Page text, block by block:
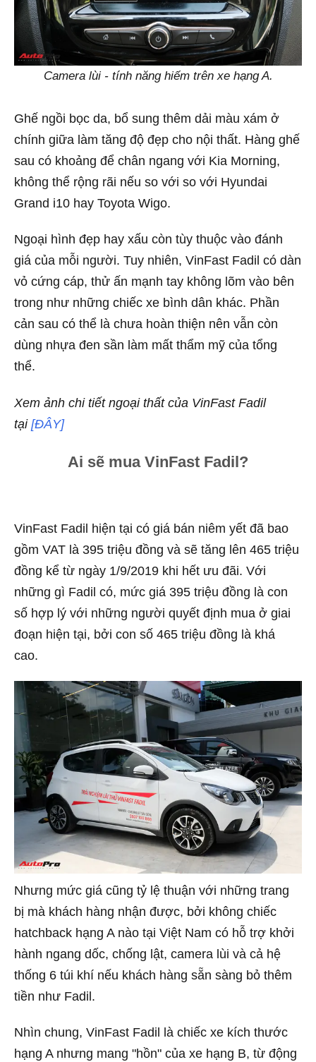
Camera lùi - tính năng hiếm trên xe hạng A.
Ghế ngồi bọc da, bổ sung thêm dải màu xám ở
chính giữa làm tăng độ đẹp cho nội thất. Hàng ghế
sau có khoảng để chân ngang với Kia Morning,
không thể rộng rãi nếu so với so với Hyundai
Grand i10 hay Toyota Wigo.
Ngoại hình đẹp hay xấu còn tùy thuộc vào đánh
giá của mỗi người. Tuy nhiên, VinFast Fadil có dàn
vỏ cứng cáp, thử ấn mạnh tay không lõm vào bên
trong như những chiếc xe bình dân khác. Phần
cản sau có thể là chưa hoàn thiện nên vẫn còn
dùng nhựa đen sần làm mất thẩm mỹ của tổng
thể.
Xem ảnh chi tiết ngoại thất của VinFast Fadil
tại [ĐÂY]
Ai sẽ mua VinFast Fadil?
VinFast Fadil hiện tại có giá bán niêm yết đã bao
gồm VAT là 395 triệu đồng và sẽ tăng lên 465 triệu
đồng kể từ ngày 1/9/2019 khi hết ưu đãi. Với
những gì Fadil có, mức giá 395 triệu đồng là con
số hợp lý với những người quyết định mua ở giai
đoạn hiện tại, bởi con số 465 triệu đồng là khá
cao.
Nhưng mức giá cũng tỷ lệ thuận với những trang
bị mà khách hàng nhận được, bởi không chiếc
hatchback hạng A nào tại Việt Nam có hỗ trợ khởi
hành ngang dốc, chống lật, camera lùi và cả hệ
thống 6 túi khí nếu khách hàng sẵn sàng bỏ thêm
tiền như Fadil.
Nhìn chung, VinFast Fadil là chiếc xe kích thước
hạng A nhưng mang "hồn" của xe hạng B, từ động